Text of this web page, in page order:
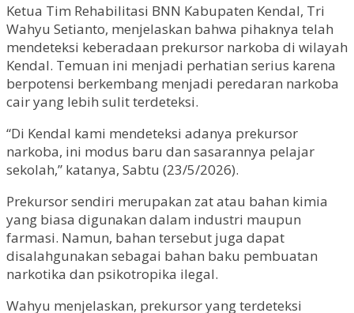
Ketua Tim Rehabilitasi BNN Kabupaten Kendal, Tri
Wahyu Setianto, menjelaskan bahwa pihaknya telah
mendeteksi keberadaan prekursor narkoba di wilayah
Kendal. Temuan ini menjadi perhatian serius karena
berpotensi berkembang menjadi peredaran narkoba
cair yang lebih sulit terdeteksi.
“Di Kendal kami mendeteksi adanya prekursor
narkoba, ini modus baru dan sasarannya pelajar
sekolah,” katanya, Sabtu (23/5/2026).
Prekursor sendiri merupakan zat atau bahan kimia
yang biasa digunakan dalam industri maupun
farmasi. Namun, bahan tersebut juga dapat
disalahgunakan sebagai bahan baku pembuatan
narkotika dan psikotropika ilegal.
Wahyu menjelaskan, prekursor yang terdeteksi